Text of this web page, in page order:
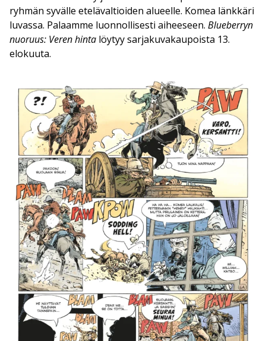
ryhmän syvälle etelävaltioiden alueelle. Komea länkkäri
luvassa. Palaamme luonnollisesti aiheeseen. Blueberryn
nuoruus: Veren hinta löytyy sarjakuvakaupoista 13.
elokuuta.